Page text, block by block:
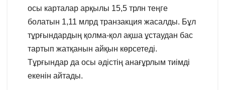
осы карталар арқылы 15,5 трлн теңге
болатын 1,11 млрд транзакция жасалды. Бұл
тұрғындардың қолма-қол ақша ұстаудан бас
тартып жатқанын айқын көрсетеді.
Тұрғындар да осы әдістің анағұрлым тиімді
екенін айтады.